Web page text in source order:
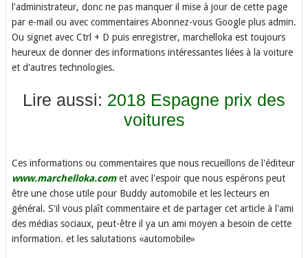
l'administrateur, donc ne pas manquer il mise à jour de cette page
par e-mail ou avec commentaires Abonnez-vous Google plus admin.
Ou signet avec Ctrl + D puis enregistrer, marchelloka est toujours
heureux de donner des informations intéressantes liées à la voiture
et d'autres technologies.
Lire aussi: 2018 Espagne prix des
voitures
Ces informations ou commentaires que nous recueillons de l'éditeur
www.marchelloka.comet avec l'espoir que nous espérons peut
être une chose utile pour Buddy automobile et les lecteurs en
général. S'il vous plaît commentaire et de partager cet article à l'ami
des médias sociaux, peut-être il ya un ami moyen a besoin de cette
information. et les salutations «automobile»